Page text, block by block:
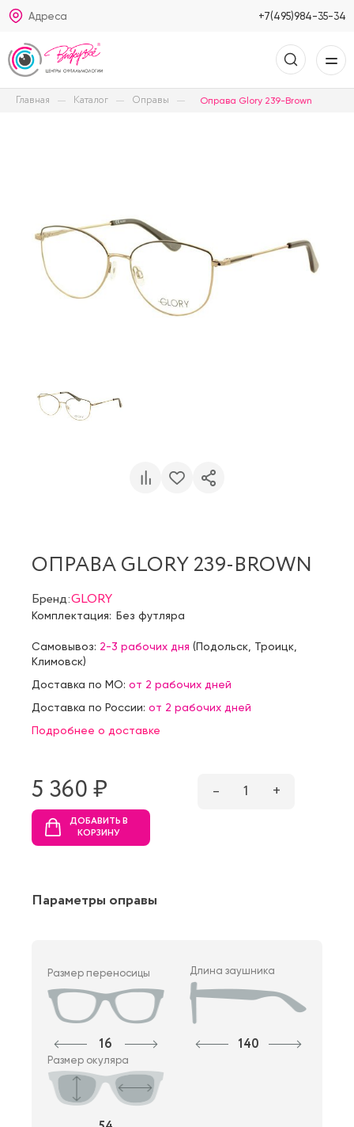
Адреса +7(495)984-35-34
Главная Каталог Оправы Оправа Glory 239-Brown
ОПРАВА GLORY 239-BROWN
Бренд:GLORY
Комплектация: Без футляра
Самовывоз: 2-3 рабочих дня (Подольск Троицк
Климовск)
Доставка по МО: от 2 рабочих дней
Доставка по России: от 2 рабочих дней
Подробнее о доставке
5 360 ₷ – 1 +
ДОБАВИТЬ В
КОРЗИНУ
Параметры оправы
Размер переносицы
16
Длина заушника
140
Размер окуляра